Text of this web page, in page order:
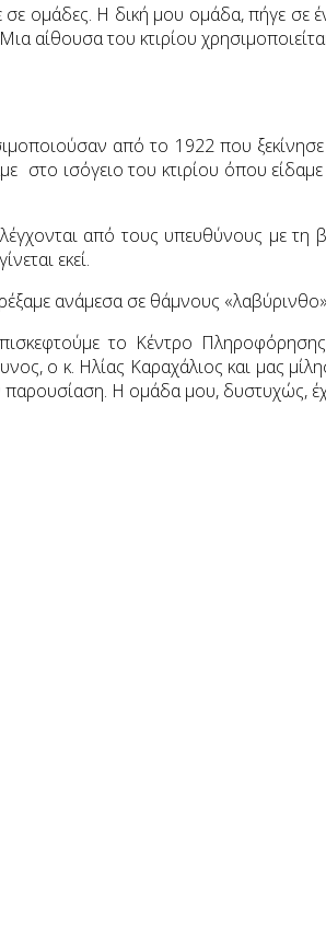
ομάδες. Η δική μου ομάδα, πήγε σε
αίθουσα του κτιρίου
από το 1922 που
στο ισόγειο του κτιρίου όπου
από τους υπευθύνους με
εκεί.
ανάμεσα σε θάμνους
το Κέντρο Πληροφόρησης
ο κ. Ηλίας Καραχάλιος και μας
Η ομάδα μου, δυστυχώς,